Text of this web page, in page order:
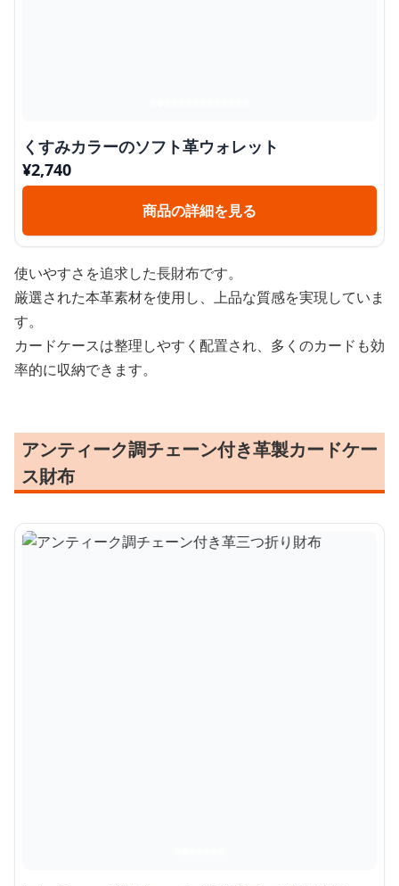
くすみカラーのソフト革ウォレット
¥2,740
商品の詳細を見る
使いやすさを追求した長財布です。
厳選された本革素材を使用し、上品な質感を実現していま
す。
カードケースは整理しやすく配置され、多くのカードも効
率的に収納できます。
アンティーク調チェーン付き革製カードケー
ス財布